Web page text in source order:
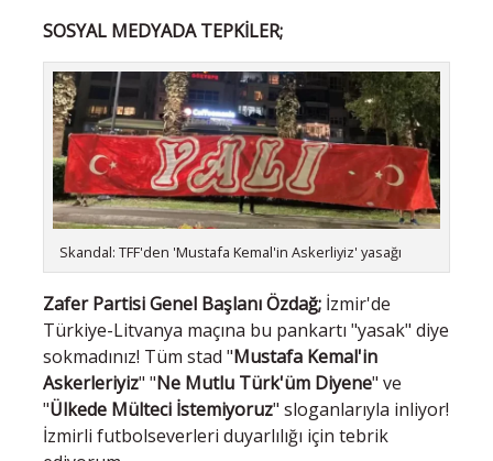
SOSYAL MEDYADA TEPKİLER;
Skandal: TFF'den 'Mustafa Kemal'in Askerliyiz' yasağı
Zafer Partisi Genel Başlanı Özdağ; İzmir'de
Türkiye-Litvanya maçına bu pankartı "yasak" diye
sokmadınız! Tüm stad "Mustafa Kemal'in
Askerleriyiz" "Ne Mutlu Türk'üm Diyene" ve
"Ülkede Mülteci İstemiyoruz" sloganlarıyla inliyor!
İzmirli futbolseverleri duyarlılığı için tebrik